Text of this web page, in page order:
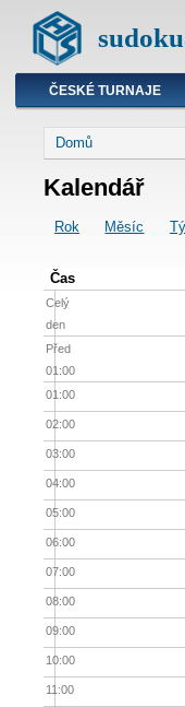
ČESKÉ TURNAJE
Domů
Kalendář
Rok Měsíc
Čas
Celý
den
Před
01:00
01:00
02:00
03:00
04:00
05:00
06:00
07:00
08:00
09:00
10:00
11:00